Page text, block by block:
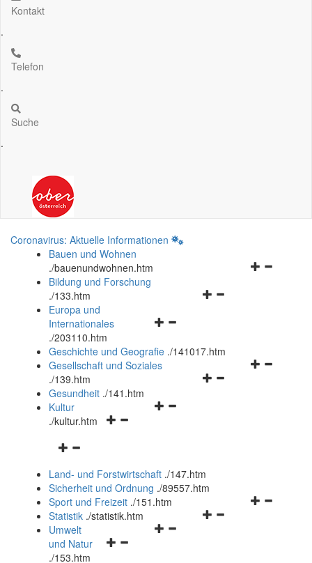
Kontakt
.
Telefon
.
Suche
.
Coronavirus: Aktuelle Informationen
Bauen und Wohnen
./bauenundwohnen.htm
Navigationsmenü
Bildung und Forschung
./133.htm
Navigationsmenü
und
schließen
Europa und
Internationales
./203110.htm
Geschichte und Geografie ./141017.htm
Navigationsmenü
Gesellschaft und Soziales
./139.htm
Navigationsmenü
Gesundheit ./141.htm
Navigationsmenü
Kultur
./kultur.htm
Navigationsmenü
und
schließen
Land- und Forstwirtschaft ./147.htm
Sicherheit und Ordnung ./89557.htm
Navigationsmenü
Sport und Freizeit ./151.htm
Navigationsmenü
Statistik ./statistik.htm
Navigationsmenü
Umwelt
und Natur
./153.htm